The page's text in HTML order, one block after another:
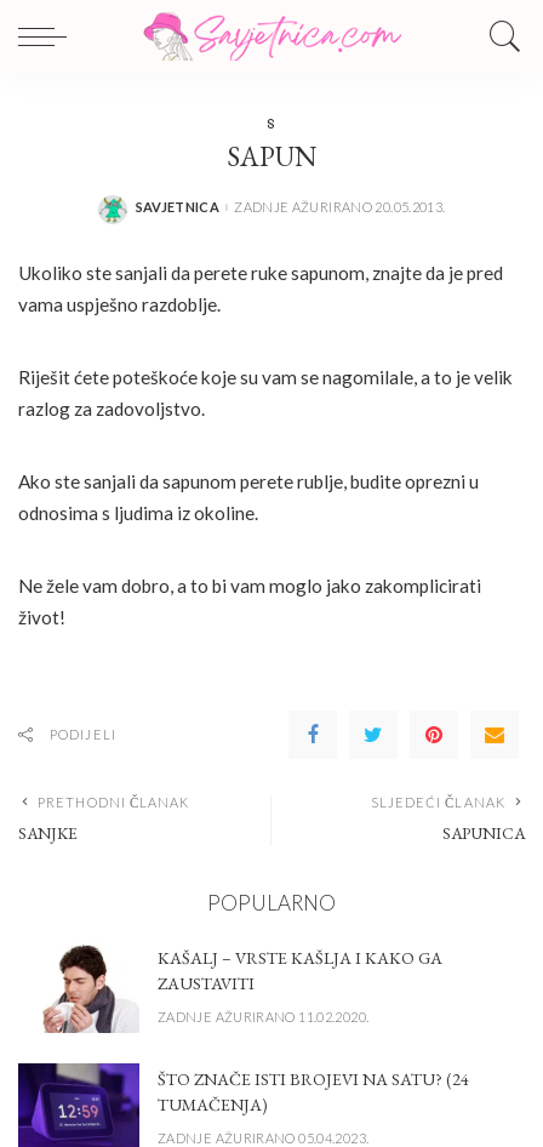
S
SAPUN
POSTED
SAVJETNICA ZADNJE AŽURIRANO 20.05.2013.
Ukoliko ste sanjali da perete ruke sapunom, znajte da je pred
vama uspješno razdoblje.
Riješit ćete poteškoće koje su vam se nagomilale, a to je velik
razlog za zadovoljstvo.
Ako ste sanjali da sapunom perete rublje, budite oprezni u
odnosima s ljudima iz okoline.
Ne žele vam dobro, a to bi vam moglo jako zakomplicirati
život!
PODIJELI
PRETHODNI ČLANAK
SANJKE
SLJEDEĆI ČLANAK
SAPUNICA
POPULARNO
KAŠALJ – VRSTE KAŠLJA I KAKO GA
ZAUSTAVITI
ZADNJE AŽURIRANO 11.02.2020.
ŠTO ZNAČE ISTI BROJEVI NA SATU? (24
TUMAČENJA)
ZADNJE AŽURIRANO 05.04.2023.